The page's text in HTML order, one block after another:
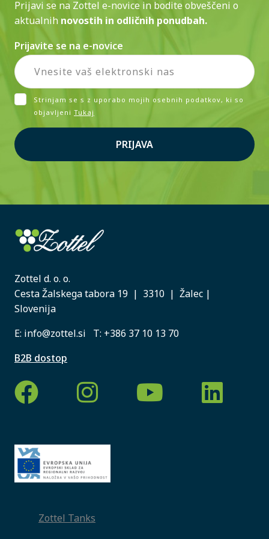
Prijavi se na Zottel e-novice in bodite obveščeni o
aktualnih novostih in odličnih ponudbah.
Prijavite se na e-novice
Strinjam se s z uporabo mojih osebnih podatkov, ki so
objavljeni Tukaj
PRIJAVA
Zottel d. o. o.
Cesta Žalskega tabora 19 | 3310 | Žalec |
Slovenija
E: info@zottel.si T: +386 37 10 13 70
B2B dostop
Zottel Tanks